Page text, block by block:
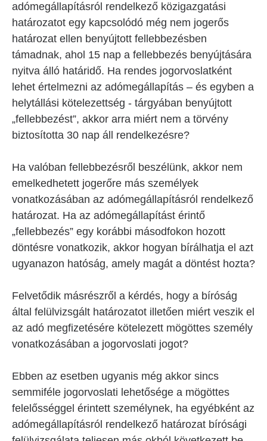
adómegállapításról rendelkező közigazgatási
határozatot egy kapcsolódó még nem jogerős
határozat ellen benyújtott fellebbezésben
támadnak, ahol 15 nap a fellebbezés benyújtására
nyitva álló határidő. Ha rendes jogorvoslatként
lehet értelmezni az adómegállapítás – és egyben a
helytállási kötelezettség - tárgyában benyújtott
„fellebbezést”, akkor arra miért nem a törvény
biztosította 30 nap áll rendelkezésre?
Ha valóban fellebbezésről beszélünk, akkor nem
emelkedhetett jogerőre más személyek
vonatkozásában az adómegállapításról rendelkező
határozat. Ha az adómegállapítást érintő
„fellebbezés” egy korábbi másodfokon hozott
döntésre vonatkozik, akkor hogyan bírálhatja el azt
ugyanazon hatóság, amely magát a döntést hozta?
Felvetődik másrészről a kérdés, hogy a bíróság
által felülvizsgált határozatot illetően miért veszik el
az adó megfizetésére kötelezett mögöttes személy
vonatkozásában a jogorvoslati jogot?
Ebben az esetben ugyanis még akkor sincs
semmiféle jogorvoslati lehetősége a mögöttes
felelősséggel érintett személynek, ha egyébként az
adómegállapításról rendelkező határozat bírósági